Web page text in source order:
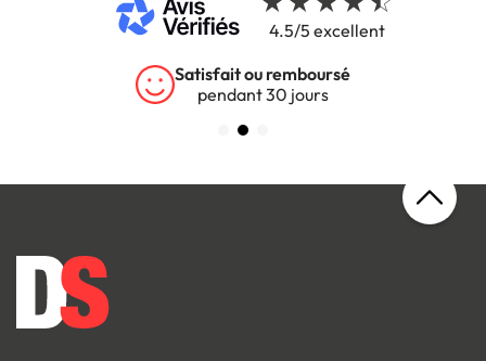
4.5/5 excellent
Satisfait ou remboursé
pendant 30 jours